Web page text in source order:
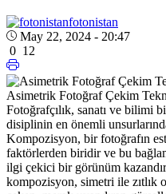
fotonistan
May 22, 2024 - 20:47
0 12
Asimetrik Fotoğraf Çekim
Fotoğrafçılık, sanatı ve bilimi
disiplinin en önemli
Kompozisyon, bir fotoğrafın
faktörlerden biridir ve bu
ilgi çekici bir görünüm
kompozisyon, simetri ile